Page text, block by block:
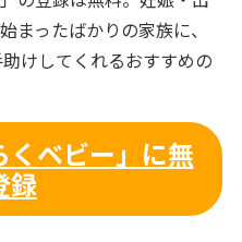
まったばかりの家族に、
けしてくれるおすすめの
くベビー」に無
録